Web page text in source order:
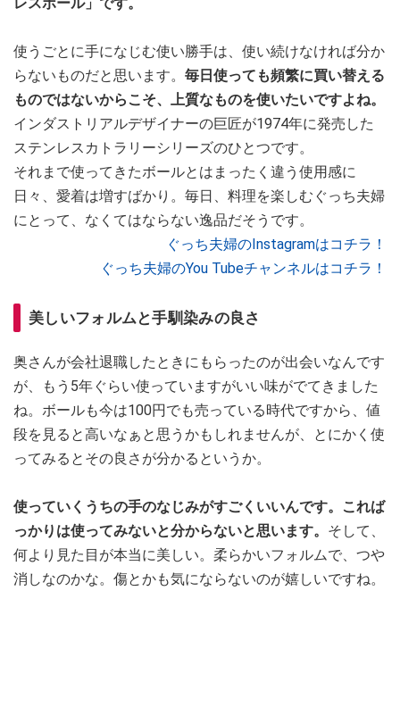
使うごとに手になじむ使い勝手は、使い続けなければ分か
らないものだと思います。 毎日使っても頻繁に買い替える
ものではないからこそ、上質なものを使いたいですよね。
インダストリアルデザイナーの巨匠が1974年に発売した
ステンレスカトラリーシリーズのひとつです。
それまで使ってきたボールとはまったく違う使用感に
日々、愛着は増すばかり。毎日、料理を楽しむぐっち夫婦
にとって、なくてはならない逸品だそうです。
ぐっち夫婦のInstagramはコチラ！
ぐっち夫婦のYou Tubeチャンネルはコチラ！
美しいフォルムと手馴染みの良さ
奥さんが会社退職したときにもらったのが出会いなんです
が、もう5年ぐらい使っていますがいい味がでてきました
ね。ボールも今は100円でも売っている時代ですから、値
段を見ると高いなぁと思うかもしれませんが、とにかく使
ってみるとその良さが分かるというか。
使っていくうちの手のなじみがすごくいいんです。これば
っかりは使ってみないと分からないと思います。 そして、
何より見た目が本当に美しい。柔らかいフォルムで、つや
消しなのかな。傷とかも気にならないのが嬉しいですね。